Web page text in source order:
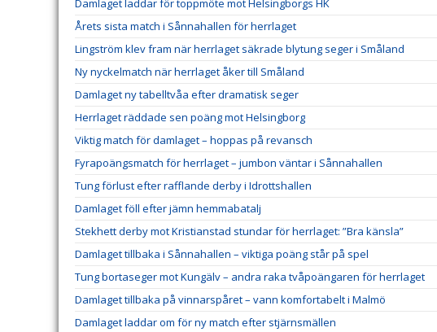
Damlaget laddar för toppmöte mot Helsingborgs HK
Årets sista match i Sånnahallen för herrlaget
Lingström klev fram när herrlaget säkrade blytung seger i Småland
Ny nyckelmatch när herrlaget åker till Småland
Damlaget ny tabelltvåa efter dramatisk seger
Herrlaget räddade sen poäng mot Helsingborg
Viktig match för damlaget – hoppas på revansch
Fyrapoängsmatch för herrlaget – jumbon väntar i Sånnahallen
Tung förlust efter rafflande derby i Idrottshallen
Damlaget föll efter jämn hemmabatalj
Stekhett derby mot Kristianstad stundar för herrlaget: ”Bra känsla”
Damlaget tillbaka i Sånnahallen – viktiga poäng står på spel
Tung bortaseger mot Kungälv – andra raka tvåpoängaren för herrlaget
Damlaget tillbaka på vinnarspåret – vann komfortabelt i Malmö
Damlaget laddar om för ny match efter stjärnsmällen